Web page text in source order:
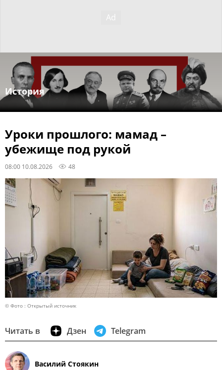
История
Уроки прошлого: мамад –
убежище под рукой
08:00 10.08.2026 48
© Фото : Открытый источник
Читать в Дзен Telegram
Василий Стоякин